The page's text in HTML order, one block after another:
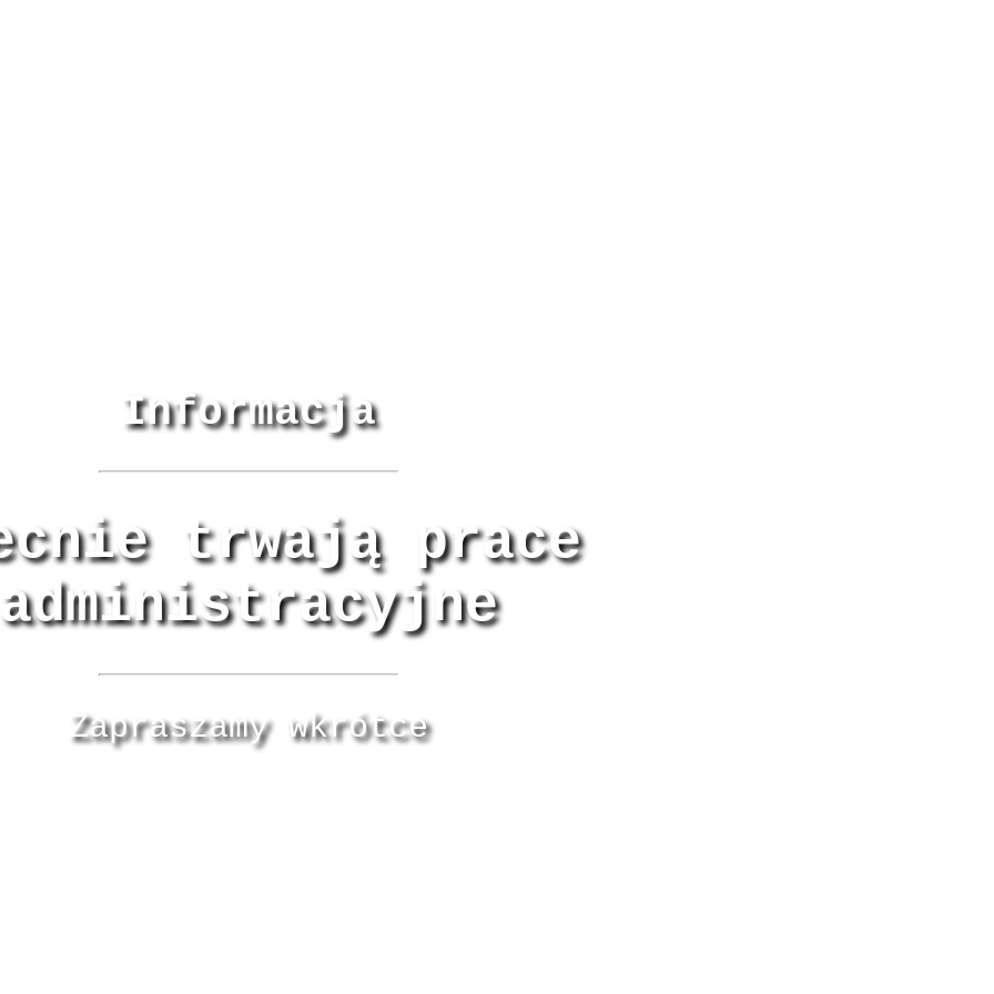
Informacja
trwają prace
administracyjne
Zapraszamy wkrótce